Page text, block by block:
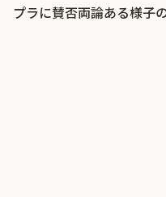
プラに賛否両論ある様子